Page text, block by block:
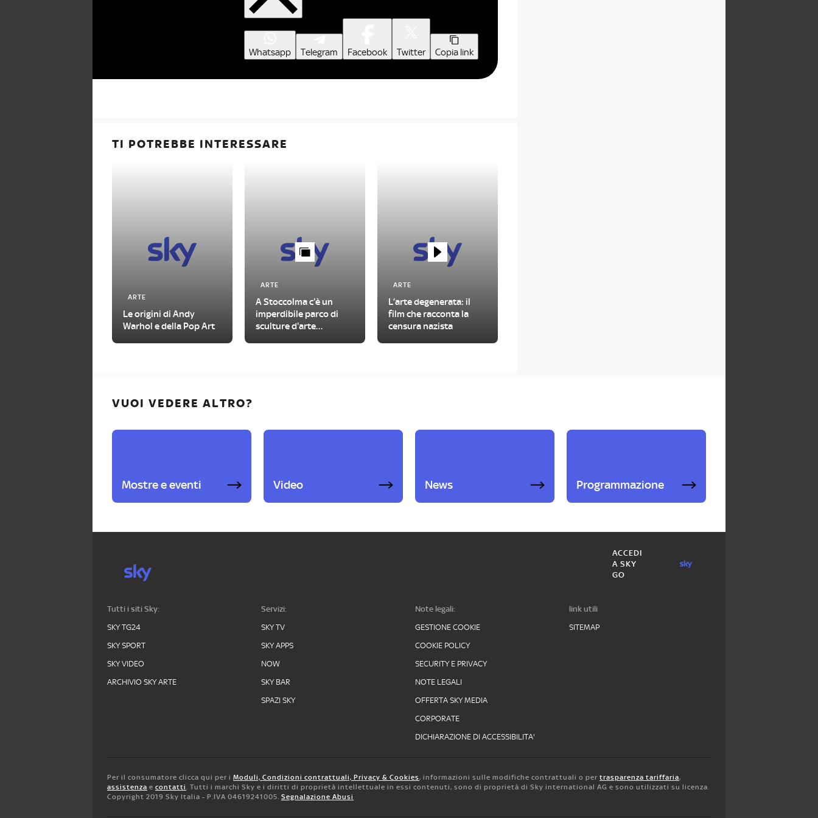
Whatsapp Telegram Facebook Twitter Copia link
TI POTREBBE INTERESSARE
ARTE
Le origini di Andy
Warhol e della Pop Art
ARTE
A Stoccolma c'è un
imperdibile parco di
sculture d'arte
ARTE
L’arte degenerata: il
film che racconta la
censura nazista
VUOI VEDERE ALTRO?
Mostre e eventi Video News Programmazione
ACCEDI
A SKY
GO
Tutti i siti Sky:
SKY TG24
SKY SPORT
SKY VIDEO
ARCHIVIO SKY ARTE
Servizi:
SKY TV
SKY APPS
NOW
SKY BAR
SPAZI SKY
Note legali:
GESTIONE COOKIE
COOKIE POLICY
SECURITY E PRIVACY
NOTE LEGALI
OFFERTA SKY MEDIA
CORPORATE
DICHIARAZIONE DI ACCESSIBILITA'
link utili
SITEMAP
Per il consumatore clicca qui per i Moduli, Condizioni contrattuali, Privacy & Cookies, informazioni sulle modifiche contrattuali o per trasparenza tariffaria,
assistenza e contatti. Tutti i marchi Sky e i diritti di proprietà intellettuale in essi contenuti, sono di proprietà di Sky international AG e sono utilizzati su licenza.
Copyright 2019 Sky Italia - P.IVA 04619241005. Segnalazione Abusi